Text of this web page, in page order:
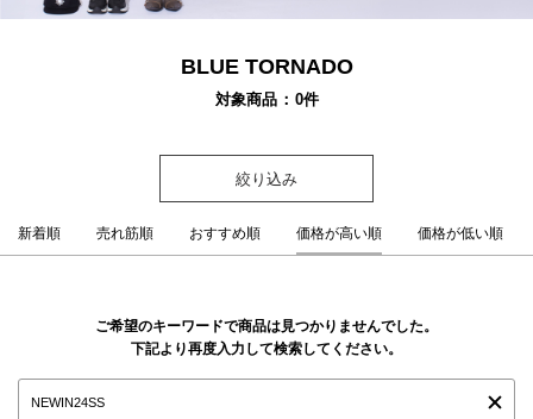
BLUE TORNADO
対象商品 0件
絞り込み
新着順 売れ筋順 おすすめ順 価格が高い順 価格が低い順
ご希望のキーワードで商品は見つかりませんでした。
下記より再度入力して検索してください。